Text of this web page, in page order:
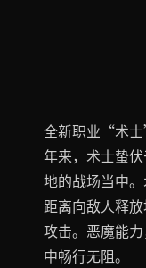
全新职业“术士
年来，术士蛰
地的战场当中
距离向敌人释
攻击。恶魔能
中畅行无阻。